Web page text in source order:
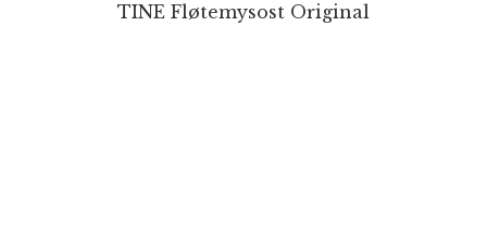
TINE Fløtemysost Original